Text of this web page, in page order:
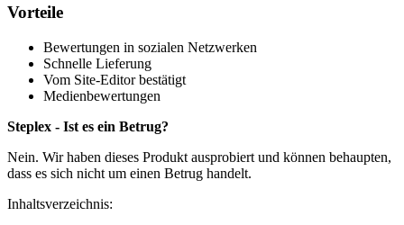
Vorteile
Bewertungen in sozialen Netzwerken
Schnelle Lieferung
Vom Site-Editor bestätigt
Medienbewertungen
Steplex - Ist es ein Betrug?
Nein. Wir haben dieses Produkt ausprobiert und können behaupten,
dass es sich nicht um einen Betrug handelt.
Inhaltsverzeichnis: